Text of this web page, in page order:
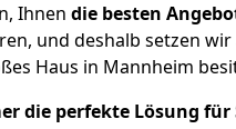
Ihnen die besten
und deshalb setzen
Haus in Mannheim
die perfekte Lösung für